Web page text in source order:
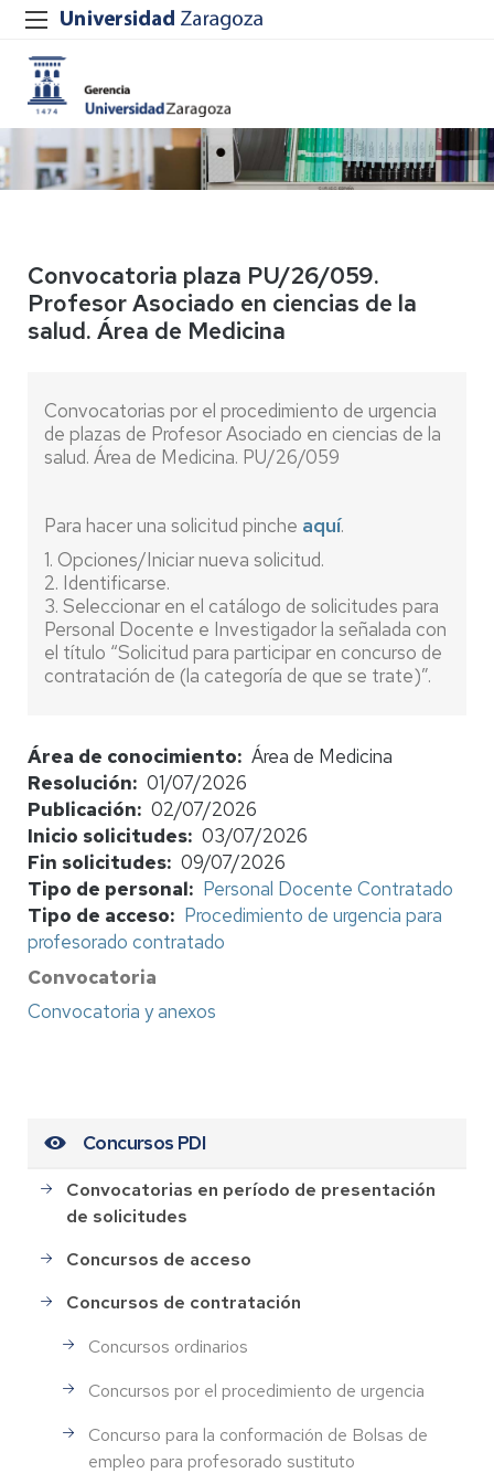
Convocatoria plaza PU/26/059.
Profesor Asociado en ciencias de la
salud. Área de Medicina
Convocatorias por el procedimiento de urgencia
de plazas de Profesor Asociado en ciencias de la
salud. Área de Medicina. PU/26/059
Para hacer una solicitud pinche aquí.
1. Opciones/Iniciar nueva solicitud.
2. Identificarse.
3. Seleccionar en el catálogo de solicitudes para
Personal Docente e Investigador la señalada con
el título “Solicitud para participar en concurso de
contratación de (la categoría de que se trate)”.
Área de conocimiento
Área de Medicina
Resolución
01/07/2026
Publicación
02/07/2026
Inicio solicitudes 03/07/2026
Fin solicitudes 09/07/2026
Tipo de personal
Personal Docente Contratado
Tipo de acceso
Procedimiento de urgencia para
profesorado contratado
Convocatoria
Convocatoria y anexos
Concursos PDI
Convocatorias en período de presentación
de solicitudes
Concursos de acceso
Concursos de contratación
Concursos ordinarios
Concursos por el procedimiento de urgencia
Concurso para la conformación de Bolsas de
empleo para profesorado sustituto